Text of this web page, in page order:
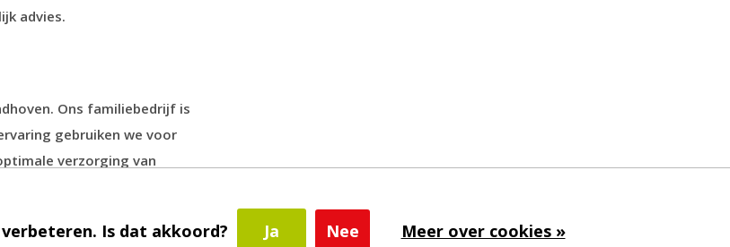
advies.
Ons familiebedrijf is
gebruiken we voor
verzorging van
€ 45 betaalt u geen
Is dat akkoord? Ja Nee Meer over cookies »